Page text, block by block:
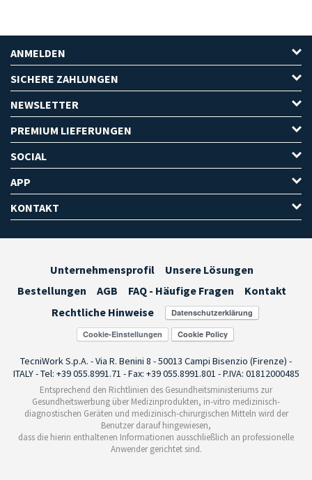
ANMELDEN
SICHERE ZAHLUNGEN
NEWSLETTER
PREMIUM LIEFERUNGEN
SOCIAL
APP
KONTAKT
Unternehmensprofil
Unsere Lösungen
Bestellungen
AGB FAQ - Häufige Fragen
Kontakt
Rechtliche Hinweise
Cookie-Einstellungen
TecniWork S.p.A. - Via R. Benini 8 - 50013 Campi Bisenzio (Firenze) -
ITALY - Tel: +39 055.8991.71 - Fax: +39 055.8991.801 - P.IVA: 01812000485
Entsprechend den Richtlinien des Gesundheitsministeriums zur
Gesundheitswerbung über Medizinprodukten, in-vitro medizinisch-
diagnostischen Geräten und medizinisch-chirurgischen Mitteln wird der
Benutzer darauf hingewiesen,
dass die hierin enthaltenen Informationen ausschließlich an professionelle
Anwender gerichtet sind.